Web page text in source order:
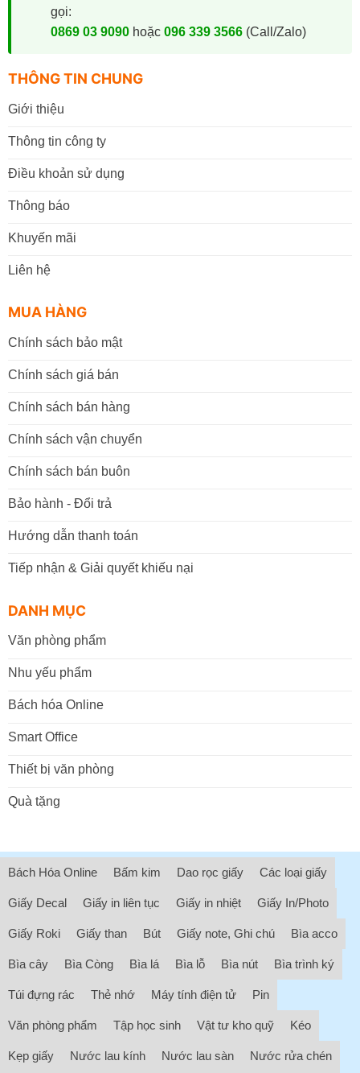
gọi:
0869 03 9090hoặc 096 339 3566(Call/Zalo)
THÔNG TIN CHUNG
Giới thiệu
Thông tin công ty
Điều khoản sử dụng
Thông báo
Khuyến mãi
Liên hệ
MUA HÀNG
Chính sách bảo mật
Chính sách giá bán
Chính sách bán hàng
Chính sách vận chuyển
Chính sách bán buôn
Bảo hành - Đổi trả
Hướng dẫn thanh toán
Tiếp nhận & Giải quyết khiếu nại
DANH MỤC
Văn phòng phẩm
Nhu yếu phẩm
Bách hóa Online
Smart Office
Thiết bị văn phòng
Quà tặng
Bách Hóa Online Bấm kim Dao rọc giấy Các loại giấy
Giấy Decal Giấy in liên tục Giấy in nhiệt Giấy In/Photo
Giấy Roki Giấy than Bút Giấy note, Ghi chú Bìa acco
Bìa cây Bìa Còng Bìa lá Bìa lỗ Bìa nút Bìa trình ký
Túi đựng rác Thẻ nhớ Máy tính điện tử Pin
Văn phòng phẩm Tập học sinh Vật tư kho quỹ Kéo
Kẹp giấy Nước lau kính Nước lau sàn Nước rửa chén